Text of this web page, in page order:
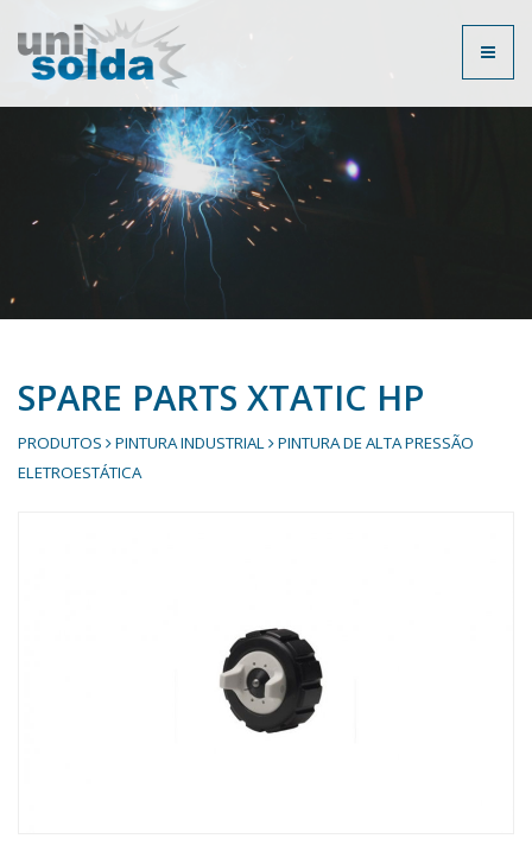
Toggle
SPARE PARTS XTATIC HP
PRODUTOS PINTURA INDUSTRIAL
PINTURA DE ALTA PRESSÃO
ELETROESTÁTICA